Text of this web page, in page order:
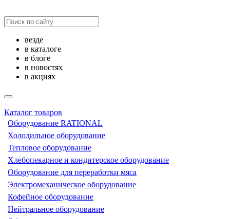
везде
в каталоге
в блоге
в новостях
в акциях
Каталог товаров
Оборудование RATIONAL
Холодильное оборудование
Тепловое оборудование
Хлебопекарное и кондитерское оборудование
Оборудование для переработки мяса
Электромеханическое оборудование
Кофейное оборудование
Нейтральное оборудование